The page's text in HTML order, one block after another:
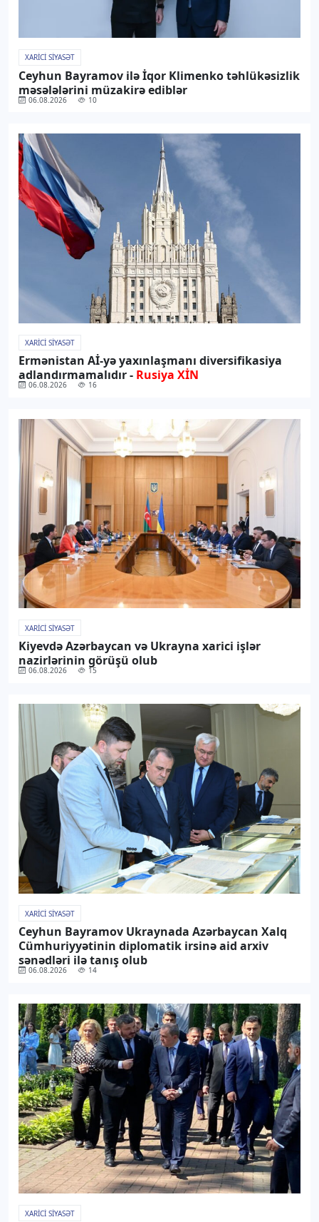
XARICI SIYASƏT
Ceyhun Bayramov ilə İqor Klimenko təhlükəsizlik
məsələlərini müzakirə ediblər
06.08.2026 10
XARICI SIYASƏT
Ermənistan Aİ-yə yaxınlaşmanı diversifikasiya
adlandırmamalıdır - Rusiya XİN
06.08.2026 16
XARICI SIYASƏT
Kiyevdə Azərbaycan və Ukrayna xarici işlər
nazirlərinin görüşü olub
06.08.2026 15
XARICI SIYASƏT
Ceyhun Bayramov Ukraynada Azərbaycan Xalq
Cümhuriyyətinin diplomatik irsinə aid arxiv
sənədləri ilə tanış olub
06.08.2026 14
XARICI SIYASƏT